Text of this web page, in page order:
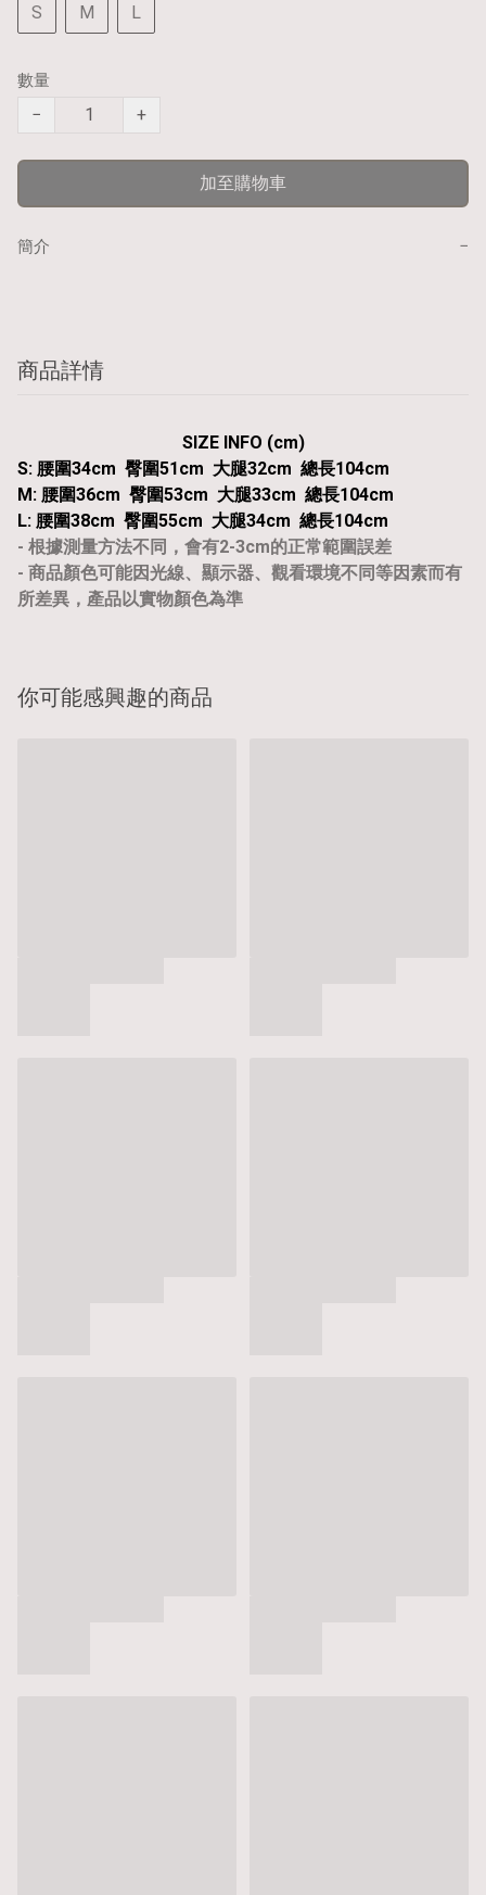
S M L
數量
− +
加至購物車
簡介 −
商品詳情
SIZE INFO (cm)
S: 腰圍34cm 臀圍51cm 大腿32cm 總長104cm
M: 腰圍36cm 臀圍53cm 大腿33cm 總長104cm
L: 腰圍38cm 臀圍55cm 大腿34cm 總長104cm
- 根據測量方法不同，會有2-3cm的正常範圍誤差
- 商品顏色可能因光線、顯示器、觀看環境不同等因素而有
所差異，產品以實物顏色為準
你可能感興趣的商品